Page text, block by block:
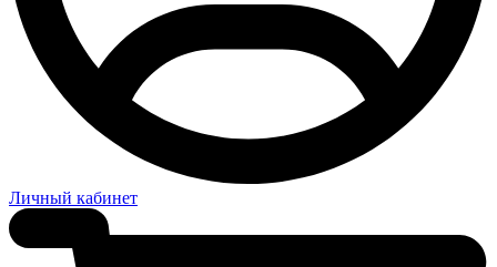
Личный кабинет